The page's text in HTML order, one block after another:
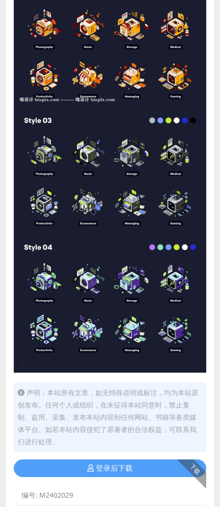
声明：本站所有文章，如无特殊说明或标注，均为本站原
创发布。任何个人或组织，在未征得本站同意时，禁止复
制、盗用、采集、发布本站内容到任何网站、书籍等各类媒
体平台。如若本站内容侵犯了原著者的合法权益，可联系我
们进行处理。
下载
登录后下载
编号: M2402029